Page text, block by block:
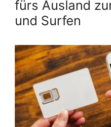
fürs Ausland
und Surfen